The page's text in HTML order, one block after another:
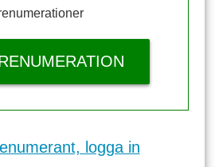
logga in